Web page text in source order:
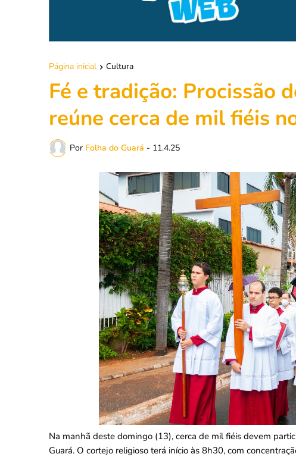
Página inicial Cultura
Fé e tradição: Procissão
reúne cerca de mil fiéis
Por Folha do Guará - 11.4.25
Na manhã deste domingo (13), cerca de mil fiéis devem
Guará. O cortejo religioso terá início às 8h30, com